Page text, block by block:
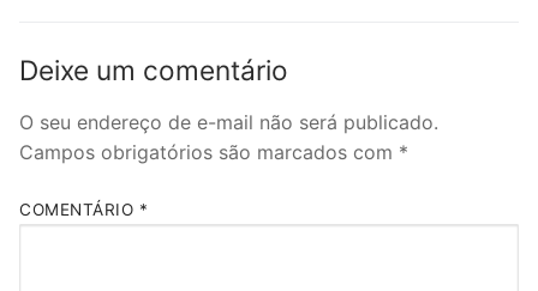
Deixe um comentário
O seu endereço de e-mail não será publicado.
Campos obrigatórios são marcados com *
COMENTÁRIO *